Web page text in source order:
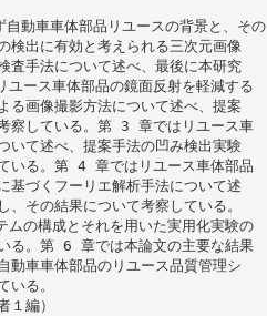
動車車体部品リユースの背景と、その
検出に有効と考えられる三次元画像
査手法について述べ、最後に本研究
ース車体部品の鏡面反射を軽減する
る画像撮影方法について述べ、提案
察している。第 3 章ではリユース車
いて述べ、提案手法の凹み検出実験
いる。第 4 章ではリユース車体部品
基づくフーリエ解析手法について述
その結果について考察している。
の構成とそれを用いた実用化実験の
る。第 6 章では本論文の主要な結果
動車車体部品のリユース品質管理シ
いる。
編）